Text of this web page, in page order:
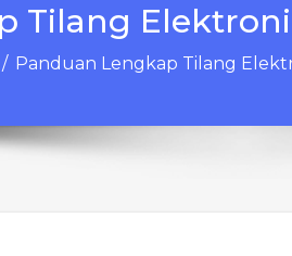
Tilang
/ Panduan Lengkap Tilang